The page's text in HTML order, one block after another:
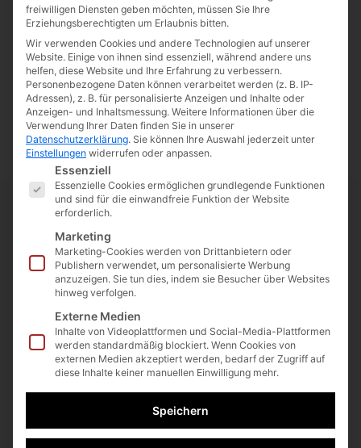
Sicherheit
Ergonomie
freiwilligen Diensten geben möchten, müssen Sie Ihre
Erziehungsberechtigten um Erlaubnis bitten.
Wir verwenden Cookies und andere Technologien auf unserer
Website. Einige von ihnen sind essenziell, während andere uns
helfen, diese Website und Ihre Erfahrung zu verbessern.
Personenbezogene Daten können verarbeitet werden (z. B. IP-
Adressen), z. B. für personalisierte Anzeigen und Inhalte oder
Anzeigen- und Inhaltsmessung. Weitere Informationen über die
Verwendung Ihrer Daten finden Sie in unserer
Datenschutzerklärung. Sie können Ihre Auswahl jederzeit unter
Einstellungen widerrufen oder anpassen.
Es folgt eine Liste der Service-Gruppen, für die eine
Essenziell
Essenzielle Cookies ermöglichen grundlegende Funktionen
und sind für die einwandfreie Funktion der Website
erforderlich.
Marketing
Marketing-Cookies werden von Drittanbietern oder
Publishern verwendet, um personalisierte Werbung
anzuzeigen. Sie tun dies, indem sie Besucher über Websites
hinweg verfolgen.
Externe Medien
Inhalte von Videoplattformen und Social-Media-Plattformen
werden standardmäßig blockiert. Wenn Cookies von
externen Medien akzeptiert werden, bedarf der Zugriff auf
diese Inhalte keiner manuellen Einwilligung mehr.
Speichern